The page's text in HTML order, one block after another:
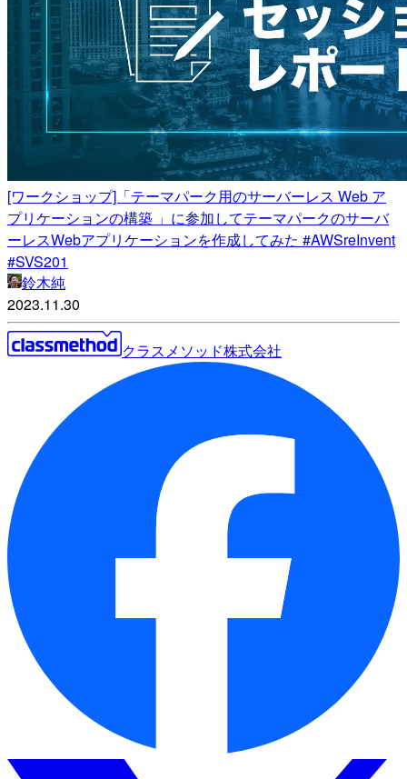
[ワークショップ]「テーマパーク用のサーバーレス Web ア
プリケーションの構築 」に参加してテーマパークのサーバ
ーレスWebアプリケーションを作成してみた #AWSreInvent
#SVS201
鈴木純
2023.11.30
クラスメソッド株式会社